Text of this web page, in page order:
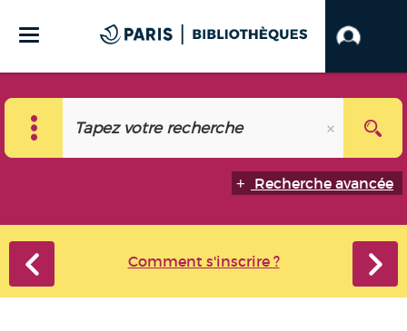
Recherche avancée
Comment s'inscrire ?